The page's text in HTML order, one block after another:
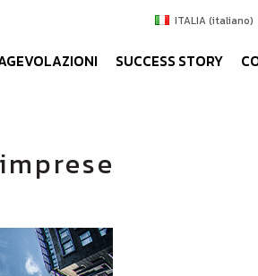
ITALIA(italiano)
SUCCESS STORY